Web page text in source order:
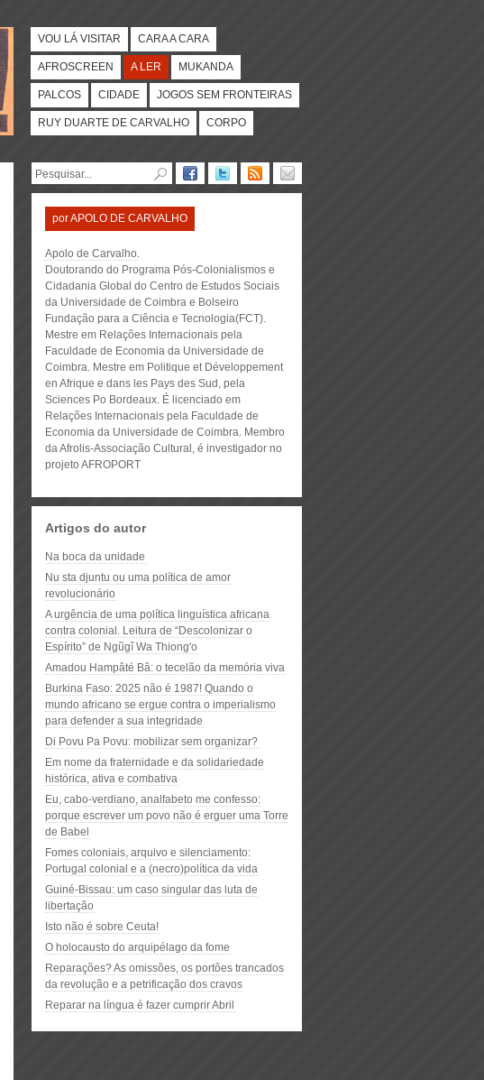
VOU LÁ VISITAR CARA A CARA
AFROSCREEN A LER MUKANDA
PALCOS CIDADE JOGOS SEM FRONTEIRAS
RUY DUARTE DE CARVALHO CORPO
porAPOLO DE CARVALHO
Apolo de Carvalho.
Doutorando do Programa Pós-Colonialismos e
Cidadania Global do Centro de Estudos Sociais
da Universidade de Coimbra e Bolseiro
Fundação para a Ciência e Tecnologia(FCT).
Mestre em Relações Internacionais pela
Faculdade de Economia da Universidade de
Coimbra. Mestre em Politique et Développement
en Afrique e dans les Pays des Sud, pela
Sciences Po Bordeaux. É licenciado em
Relações Internacionais pela Faculdade de
Economia da Universidade de Coimbra. Membro
da Afrolis-Associação Cultural, é investigador no
projeto AFROPORT
Artigos do autor
Na boca da unidade
Nu sta djuntu ou uma política de amor
revolucionário
A urgência de uma política linguística africana
contra colonial. Leitura de “Descolonizar o
Espírito” de Ngũgĩ Wa Thiong'o
Amadou Hampâté Bâ: o tecelão da memória viva
Burkina Faso: 2025 não é 1987! Quando o
mundo africano se ergue contra o imperialismo
para defender a sua integridade
Di Povu Pa Povu: mobilizar sem organizar?
Em nome da fraternidade e da solidariedade
histórica, ativa e combativa
Eu, cabo-verdiano, analfabeto me confesso:
porque escrever um povo não é erguer uma Torre
de Babel
Fomes coloniais, arquivo e silenciamento:
Portugal colonial e a (necro)política da vida
Guiné-Bissau: um caso singular das luta de
libertação
Isto não é sobre Ceuta!
O holocausto do arquipélago da fome
Reparações? As omissões, os portões trancados
da revolução e a petrificação dos cravos
Reparar na língua é fazer cumprir Abril